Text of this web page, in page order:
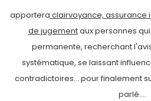
apportera clairvoyance, assurance
de jugementaux personnes
permanente, recherchant
systématique, se laissant
contradictoires... pour finalement
parlé....